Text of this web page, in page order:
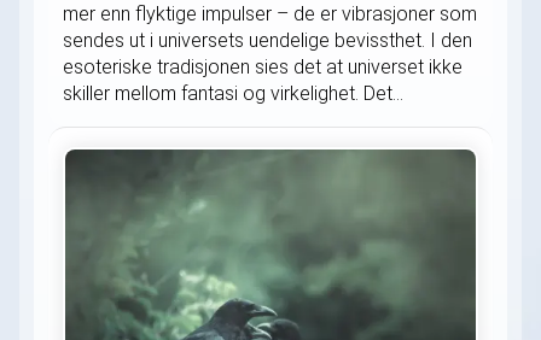
mer enn flyktige impulser – de er vibrasjoner som
sendes ut i universets uendelige bevissthet. I den
esoteriske tradisjonen sies det at universet ikke
skiller mellom fantasi og virkelighet. Det...